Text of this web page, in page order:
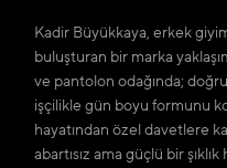
Kadir Büyükkaya, erkek
buluşturan bir marka
ve pantolon odağında;
işçilikle gün boyu formunu
hayatından özel davetlere
abartısız ama güçlü bir